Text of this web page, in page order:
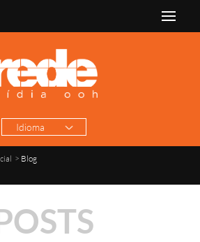
Idioma
> Blog